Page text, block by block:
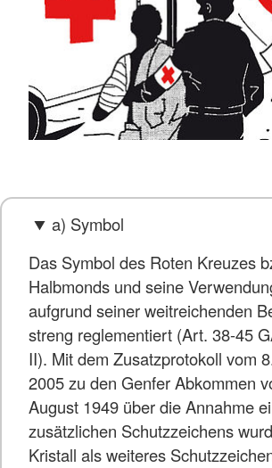
a) Symbol
Das Symbol des Roten Kreuzes
Halbmonds und seine
aufgrund seiner weitreichenden
streng reglementiert (Art. 38-45
II). Mit dem Zusatzprotokoll vom
2005 zu den Genfer Abkommen
August 1949 über die Annahme
zusätzlichen Schutzzeichens
Kristall als weiteres